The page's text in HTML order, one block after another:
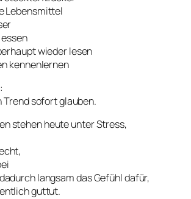
Lebensmittel
wieder lesen
kennenlernen
Trend sofort glauben.
stehen heute unter Stress,
langsam das Gefühl dafür,
guttut.